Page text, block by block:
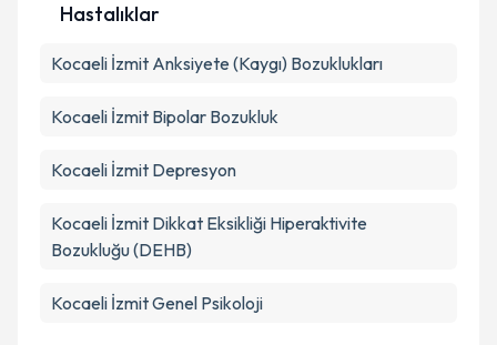
Hastalıklar
Kocaeli İzmit Anksiyete (Kaygı) Bozuklukları
Kocaeli İzmit Bipolar Bozukluk
Kocaeli İzmit Depresyon
Kocaeli İzmit Dikkat Eksikliği Hiperaktivite
Bozukluğu (DEHB)
Kocaeli İzmit Genel Psikoloji